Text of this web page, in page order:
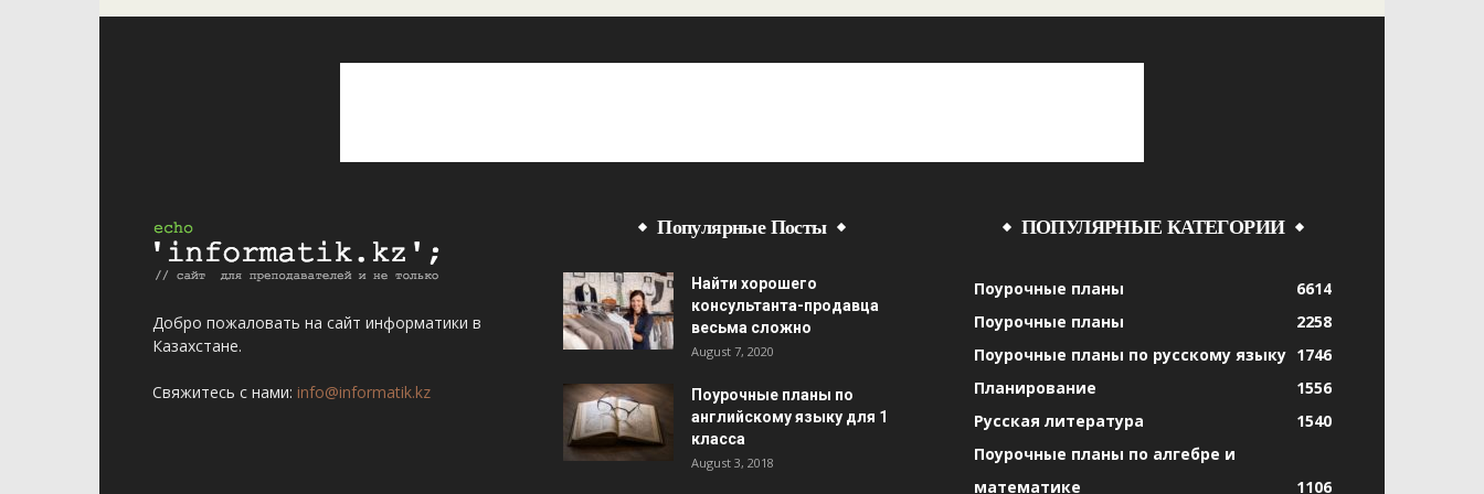
Добро пожаловать на сайт информатики в
Казахстане.
Свяжитесь с нами: info@informatik.kz
Популярные Посты
Найти хорошего
консультанта-продавца
весьма сложно
August 7, 2020
Поурочные планы по
английскому языку для 1
класса
August 3, 2018
ПОПУЛЯРНЫЕ КАТЕГОРИИ
Поурочные планы
6614
Поурочные планы
2258
Поурочные планы по русскому языку 1746
Планирование
1556
Русская литература
1540
Поурочные планы по алгебре и
математике
1106